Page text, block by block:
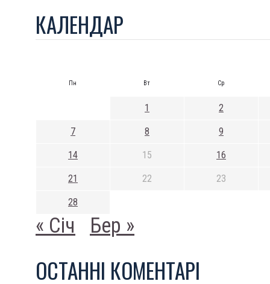
КАЛЕНДАР
Пн Вт Ср
1 2
7 8 9
14 15 16
21 22 23
28
« Січ Бер »
ОСТАННI КОМЕНТАРI